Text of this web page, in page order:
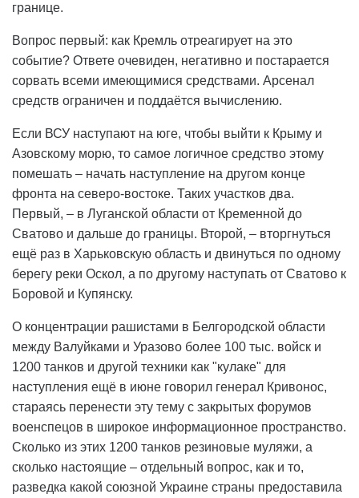
границе.
Вопрос первый: как Кремль отреагирует на это
событие? Ответе очевиден, негативно и постарается
сорвать всеми имеющимися средствами. Арсенал
средств ограничен и поддаётся вычислению.
Если ВСУ наступают на юге, чтобы выйти к Крыму и
Азовскому морю, то самое логичное средство этому
помешать – начать наступление на другом конце
фронта на северо-востоке. Таких участков два.
Первый, – в Луганской области от Кременной до
Сватово и дальше до границы. Второй, – вторгнуться
ещё раз в Харьковскую область и двинуться по одному
берегу реки Оскол, а по другому наступать от Сватово к
Боровой и Купянску.
О концентрации рашистами в Белгородской области
между Валуйками и Уразово более 100 тыс. войск и
1200 танков и другой техники как "кулаке" для
наступления ещё в июне говорил генерал Кривонос,
стараясь перенести эту тему с закрытых форумов
военспецов в широкое информационное пространство.
Сколько из этих 1200 танков резиновые муляжи, а
сколько настоящие – отдельный вопрос, как и то,
разведка какой союзной Украине страны предоставила